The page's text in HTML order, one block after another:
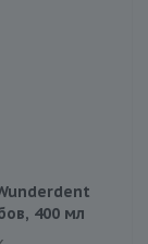
400 мл